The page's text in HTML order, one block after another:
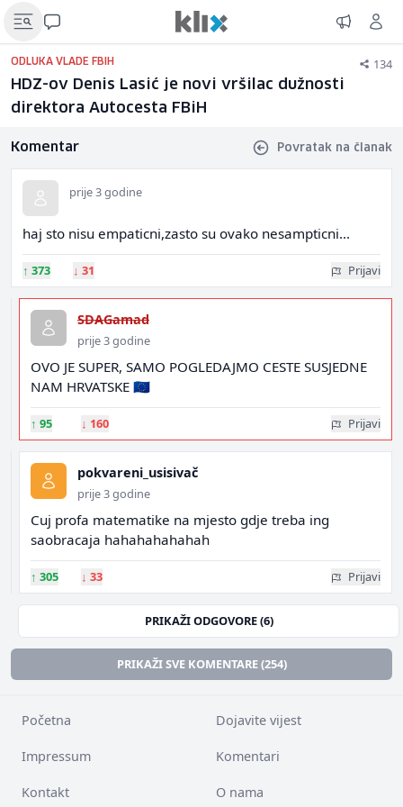
ODLUKA VLADE FBIH 134
HDZ-ov Denis Lasić je novi vršilac dužnosti
direktora Autocesta FBiH
Komentar Povratak na članak
prije 3 godine
haj sto nisu empaticni,zasto su ovako nesampticni...
↑ 373 ↓ 31 Prijavi
SDAGamad
prije 3 godine
OVO JE SUPER, SAMO POGLEDAJMO CESTE SUSJEDNE
NAM HRVATSKE 🇪🇺
↑ 95 ↓ 160 Prijavi
pokvareni_usisivač
prije 3 godine
Cuj profa matematike na mjesto gdje treba ing
saobracaja hahahahahahah
↑ 305 ↓ 33 Prijavi
PRIKAŽI ODGOVORE (6)
PRIKAŽI SVE KOMENTARE (254)
Početna Dojavite vijest
Impressum Komentari
Kontakt O nama